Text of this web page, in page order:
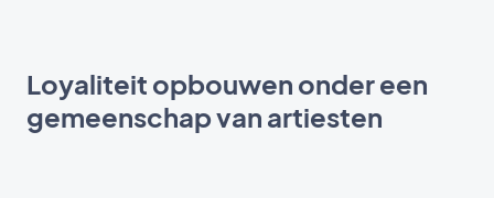
Loyaliteit opbouwen onder een
gemeenschap van artiesten